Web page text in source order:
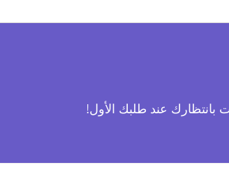
بانتظارك عند طلبك الأول!